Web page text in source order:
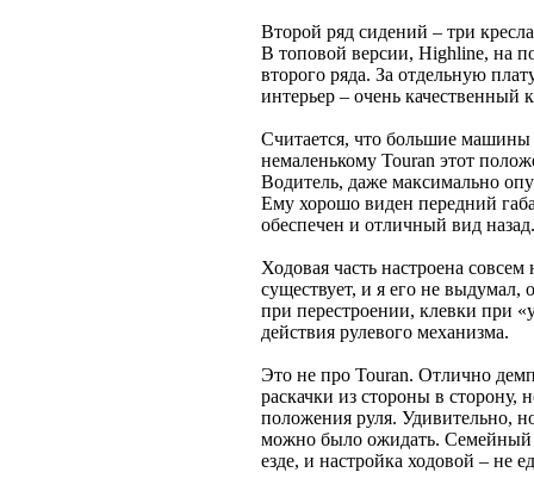
Второй ряд сидений – три
В топовой версии, Highline, на
второго ряда. За отдельную
интерьер – очень качественный
Считается, что большие
немаленькому Touran этот
Водитель, даже максимально
Ему хорошо виден передний
обеспечен и отличный вид назад.
Ходовая часть настроена
существует, и я его не выдумал,
при перестроении, клевки при
действия рулевого механизма.
Это не про Touran. Отлично
раскачки из стороны в сторону,
положения руля. Удивительно,
можно было ожидать.
езде, и настройка ходовой – не